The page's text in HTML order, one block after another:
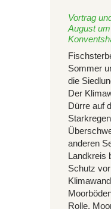
Vortrag
August
Sommer
die
Der
Dürre auf
anderen
Landkreis
Schutz
Rolle.